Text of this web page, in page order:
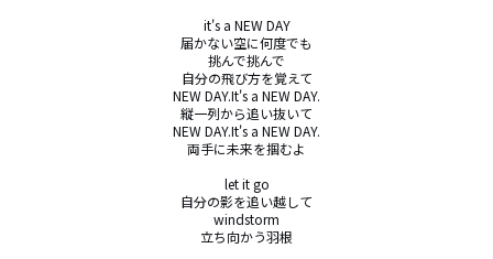
it's a NEW DAY
届かない空に何度でも
挑んで挑んで
自分の飛び方を覚えて
NEW DAY.It's a NEW DAY.
縦一列から追い抜いて
NEW DAY.It's a NEW DAY.
両手に未来を掴むよ
let it go
自分の影を追い越して
windstorm
立ち向かう羽根